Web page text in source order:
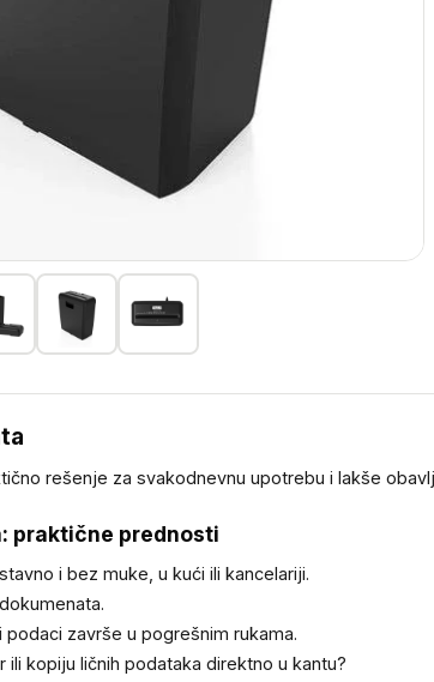
rešenje za svakodnevnu upotrebu i lakše
praktične prednosti
i bez muke, u kući ili kancelariji.
završe u pogrešnim rukama.
ili kopiju ličnih podataka direktno u kantu?